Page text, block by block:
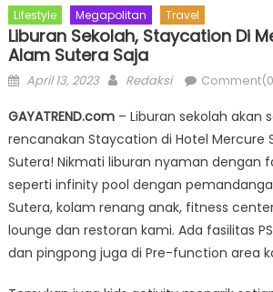
Lifestyle Megapolitan Travel
Liburan Sekolah, Staycation Di
Alam Sutera Saja
Posted
April 13, 2023 Author
Redaksi
GAYATREND.com– Liburan sekolah akan
rencanakan Staycation di Hotel Mercure
Sutera! Nikmati liburan nyaman dengan
seperti infinity pool dengan
Sutera, kolam renang anak, fitness
lounge dan restoran kami. Ada fasilitas
dan pingpong juga di Pre-function area